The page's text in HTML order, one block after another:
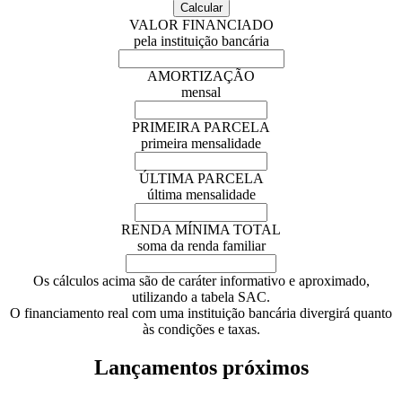
VALOR FINANCIADO
pela instituição bancária
AMORTIZAÇÃO
mensal
PRIMEIRA PARCELA
primeira mensalidade
ÚLTIMA PARCELA
última mensalidade
RENDA MÍNIMA TOTAL
soma da renda familiar
Os cálculos acima são de caráter informativo e aproximado,
utilizando a tabela SAC.
O financiamento real com uma instituição bancária divergirá quanto
às condições e taxas.
Lançamentos próximos